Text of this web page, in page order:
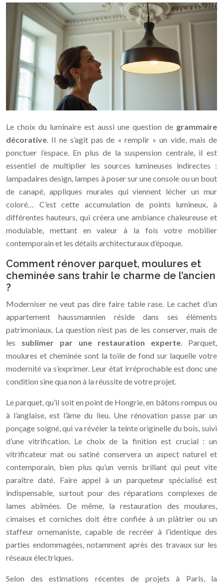
Le choix du luminaire est aussi une question de grammaire
décorative. Il ne s’agit pas de « remplir » un vide, mais de
ponctuer l’espace. En plus de la suspension centrale, il est
essentiel de multiplier les sources lumineuses indirectes :
lampadaires design, lampes à poser sur une console ou un bout
de canapé, appliques murales qui viennent lécher un mur
coloré… C’est cette accumulation de points lumineux, à
différentes hauteurs, qui créera une ambiance chaleureuse et
modulable, mettant en valeur à la fois votre mobilier
contemporain et les détails architecturaux d’époque.
Comment rénover parquet, moulures et
cheminée sans trahir le charme de l’ancien
?
Moderniser ne veut pas dire faire table rase. Le cachet d’un
appartement haussmannien réside dans ses éléments
patrimoniaux. La question n’est pas de les conserver, mais de
les sublimer par une restauration experte. Parquet,
moulures et cheminée sont la toile de fond sur laquelle votre
modernité va s’exprimer. Leur état irréprochable est donc une
condition sine qua non à la réussite de votre projet.
Le parquet, qu’il soit en point de Hongrie, en bâtons rompus ou
à l’anglaise, est l’âme du lieu. Une rénovation passe par un
ponçage soigné, qui va révéler la teinte originelle du bois, suivi
d’une vitrification. Le choix de la finition est crucial : un
vitrificateur mat ou satiné conservera un aspect naturel et
contemporain, bien plus qu’un vernis brillant qui peut vite
paraître daté. Faire appel à un parqueteur spécialisé est
indispensable, surtout pour des réparations complexes de
lames abîmées. De même, la restauration des moulures,
cimaises et corniches doit être confiée à un plâtrier ou un
staffeur ornemaniste, capable de recréer à l’identique des
parties endommagées, notamment après des travaux sur les
réseaux électriques.
Selon des estimations récentes de projets à Paris, la